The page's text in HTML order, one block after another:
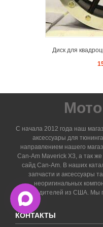
Диск для
Мото
С начала 2012 года наш
аксессуары для
направлением нашего
Can-Am Maverick X3, а так
сайд Can-Am. В наших
запчасти и аксессуары
неоригинальных
производителей из США. Мы
КОНТАКТЫ